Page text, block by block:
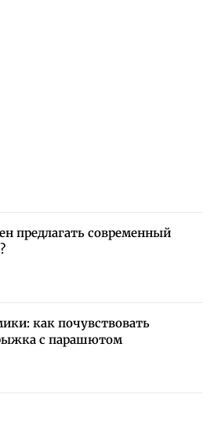
предлагать современный
как почувствовать
с парашютом